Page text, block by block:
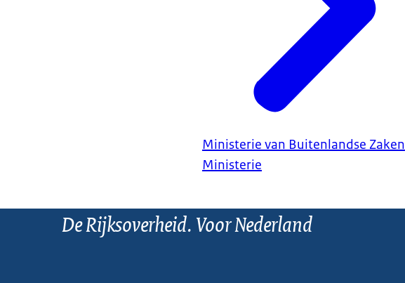
Ministerie van Buitenlandse Zaken
Ministerie
De Rijksoverheid. Voor Nederland